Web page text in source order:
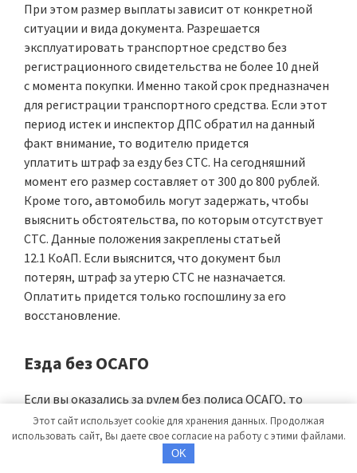
При этом размер выплаты зависит от конкретной
ситуации и вида документа. Разрешается
эксплуатировать транспортное средство без
регистрационного свидетельства не более 10 дней
с момента покупки. Именно такой срок предназначен
для регистрации транспортного средства. Если этот
период истек и инспектор ДПС обратил на данный
факт внимание, то водителю придется
уплатить штраф за езду без СТС. На сегодняшний
момент его размер составляет от 300 до 800 рублей.
Кроме того, автомобиль могут задержать, чтобы
выяснить обстоятельства, по которым отсутствует
СТС. Данные положения закреплены статьей
12.1 КоАП. Если выяснится, что документ был
потерян, штраф за утерю СТС не назначается.
Оплатить придется только госпошлину за его
восстановление.
Езда без ОСАГО
Если вы оказались за рулем без полиса ОСАГО, то
здесь уже немного другая ситуация. Раньше за такое
нарушение могли снять номерные знаки и запретить
управление ТС. Но сейчас это наказание было решено
Этот сайт использует cookie для хранения данных. Продолжая
использовать сайт, Вы даете свое согласие на работу с этими файлами.
OK